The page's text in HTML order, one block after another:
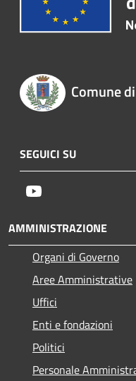
Comune
SEGUICI SU
AMMINISTRAZIONE
Organi di Governo
Aree Amministrative
Uffici
Enti e fondazioni
Politici
Personale